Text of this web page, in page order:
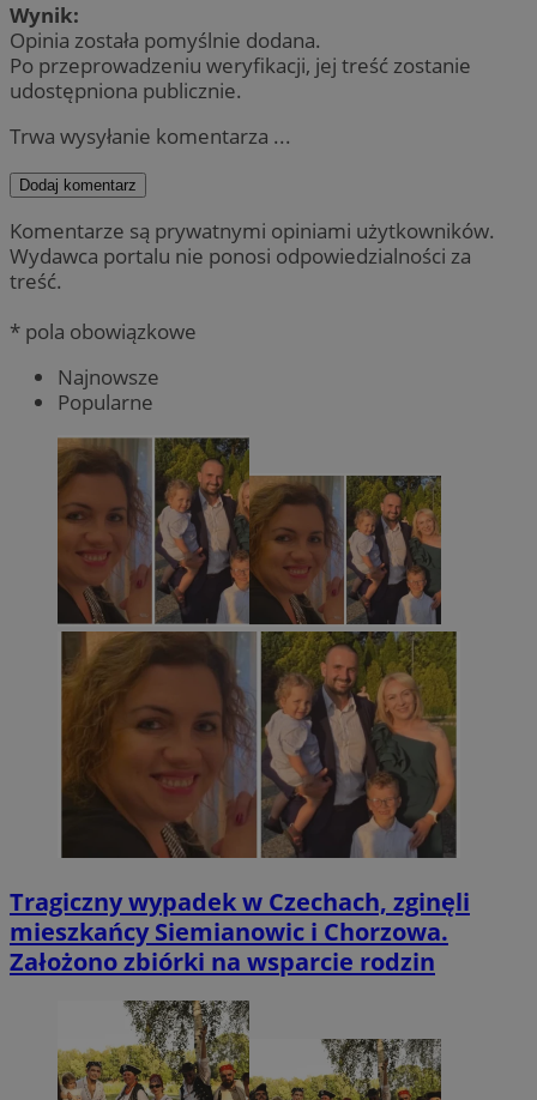
Wynik:
Opinia została pomyślnie dodana.
Po przeprowadzeniu weryfikacji, jej treść zostanie
udostępniona publicznie.
Trwa wysyłanie komentarza ...
Dodaj komentarz
Komentarze są prywatnymi opiniami użytkowników.
Wydawca portalu nie ponosi odpowiedzialności za
treść.
* pola obowiązkowe
Najnowsze
Popularne
Tragiczny wypadek w Czechach, zginęli
mieszkańcy Siemianowic i Chorzowa.
Założono zbiórki na wsparcie rodzin